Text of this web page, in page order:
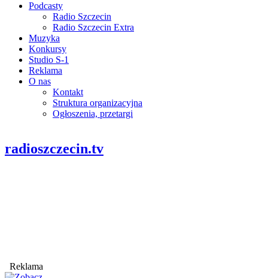
Podcasty
Radio Szczecin
Radio Szczecin Extra
Muzyka
Konkursy
Studio S-1
Reklama
O nas
Kontakt
Struktura organizacyjna
Ogłoszenia, przetargi
radioszczecin.tv
Reklama